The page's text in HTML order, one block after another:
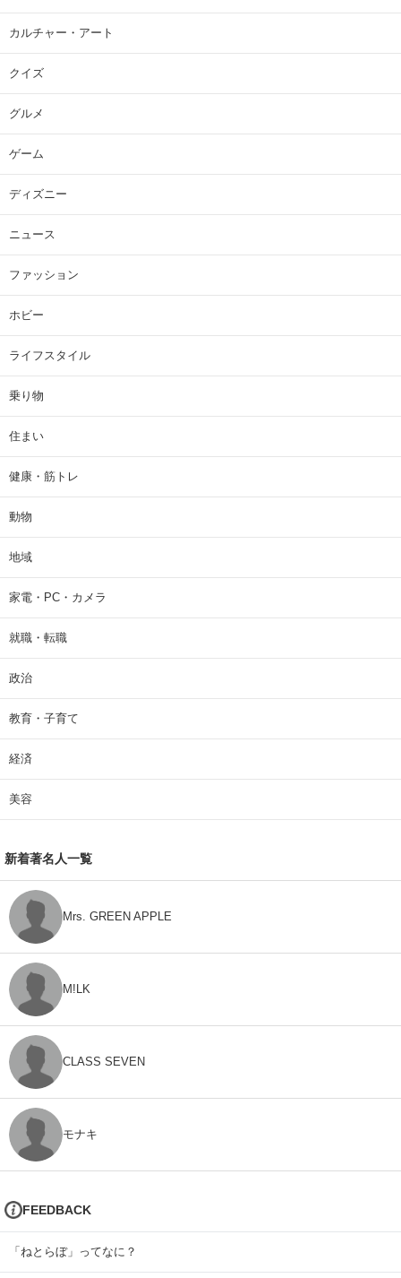
カルチャー・アート
クイズ
グルメ
ゲーム
ディズニー
ニュース
ファッション
ホビー
ライフスタイル
乗り物
住まい
健康・筋トレ
動物
地域
家電・PC・カメラ
就職・転職
政治
教育・子育て
経済
美容
新着著名人一覧
Mrs. GREEN APPLE
M!LK
CLASS SEVEN
モナキ
FEEDBACK
「ねとらぼ」ってなに？